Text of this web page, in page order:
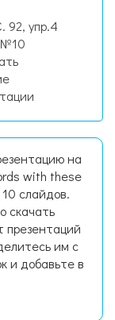
92, упр.4
на
with these
слайдов.
скачать
презентаций
им с
и добавьте в